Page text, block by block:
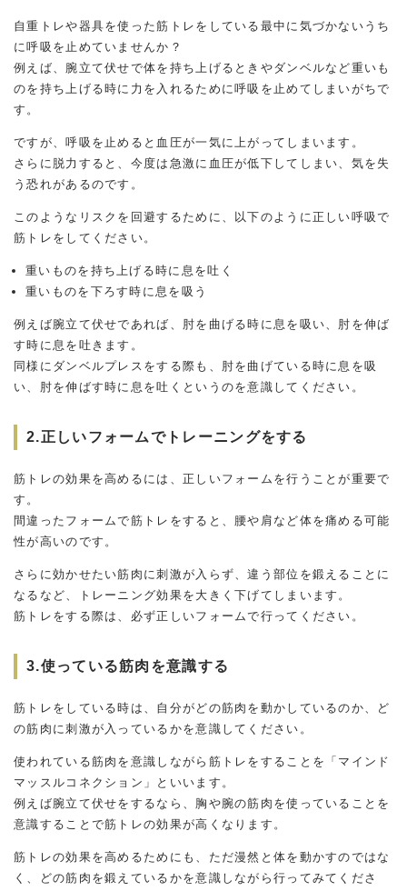
自重トレや器具を使った筋トレをしている最中に気づかないうち
に呼吸を止めていませんか？
例えば、腕立て伏せで体を持ち上げるときやダンベルなど重いも
のを持ち上げる時に力を入れるために呼吸を止めてしまいがちで
す。
ですが、呼吸を止めると血圧が一気に上がってしまいます。
さらに脱力すると、今度は急激に血圧が低下してしまい、気を失
う恐れがあるのです。
このようなリスクを回避するために、以下のように正しい呼吸で
筋トレをしてください。
重いものを持ち上げる時に息を吐く
重いものを下ろす時に息を吸う
例えば腕立て伏せであれば、肘を曲げる時に息を吸い、肘を伸ば
す時に息を吐きます。
同様にダンベルプレスをする際も、肘を曲げている時に息を吸
い、肘を伸ばす時に息を吐くというのを意識してください。
2.正しいフォームでトレーニングをする
筋トレの効果を高めるには、正しいフォームを行うことが重要で
す。
間違ったフォームで筋トレをすると、腰や肩など体を痛める可能
性が高いのです。
さらに効かせたい筋肉に刺激が入らず、違う部位を鍛えることに
なるなど、トレーニング効果を大きく下げてしまいます。
筋トレをする際は、必ず正しいフォームで行ってください。
3.使っている筋肉を意識する
筋トレをしている時は、自分がどの筋肉を動かしているのか、ど
の筋肉に刺激が入っているかを意識してください。
使われている筋肉を意識しながら筋トレをすることを「マインド
マッスルコネクション」といいます。
例えば腕立て伏せをするなら、胸や腕の筋肉を使っていることを
意識することで筋トレの効果が高くなります。
筋トレの効果を高めるためにも、ただ漫然と体を動かすのではな
く、どの筋肉を鍛えているかを意識しながら行ってみてくださ